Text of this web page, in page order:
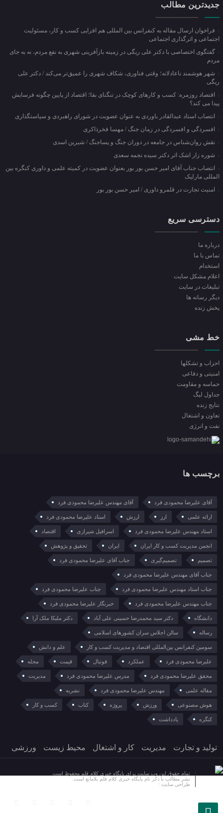
جدیدترین مطالب
فراخوان ارسال مقاله به کنفرانس بین المللی هم افزایی کسب و کار، مسئولیت
اجتماعی و اثرگذاری اجتماعی
گفتگوی اختصاصی با دکتر علی ریگی در زمینه بازآفرینی شهری به نفع مردم، نه به جای
مردم
شهر هوشمند ناعادلانه؛ وقتی فناوری، شکاف شهری را عمیق‌تر می‌کند / دکتر علی
ریگی
اقتصاد روزمره: کسب‌ و کارهای کوچک در تنگنای بقا؛ اقتصاد از پایین چگونه فرسایش
پیدا می کند؟
انتصاب استاد عبدالقادر باوردی به عنوان عضویت در شورای راهبردی و سیاستگذاری
افسردگی و افسردگی در زمان جنگ / مهسا فخرذاکری
نقش روان‌شناس در جامعه در دوران جنگ و پساجنگ / شیرین اسدی
شوره زار اشک اثر دکتر سیده نجمه سعدی
انتصاب جناب آقای امیر حسن بور بور بعنوان عضویت در کمیته علمی و داوری کنگره بین
المللی مارلیک
امنیت تجارت در قلمرو داوری / امیر حسن بور بور
دسترسی سریع
درباره ما
تماس با ما
استخدام
اعلام مشکل سایت
تبلیغات در سایت
ديگر رسانه ها
پخش زنده
خط مشی
احزاب و تشکلها
امنیتی و دفاعی
حماسه و مقاومت
جداول لیگ
نتایج زنده
تعاون و اشتغال
نفت و انرژی
برچسب ها
آقای علیرضا محمودی فرد آقای مهندس علیرضا محمودی فرد
ارائه علمی ارز ارزش استاد علیرضا محمودی فرد
استاد مهندس علیرضا محمودی فرد اسرافیل شیرازی اقتصاد
انجمن مدیریت کسب و کار ایران ایران تحقیق و پژوهش
تصمیم تصمیم‌گیری جناب آقای علیرضا محمودی فرد
جناب آقای مهندس علیرضا محمودی فرد
جناب استاد مهندس علیرضا محمودی فرد جناب علیرضا محمودی فرد
جناب مهندس علیرضا محمودی فرد خبرنگار علیرضا محمودی فرد
دانشگاه دکتر سید محمدرضا حسینی علی آباد دکتر ملیکا ملک آرا
رساله سالن اجلاس سران کشورهای اسلامی
سومین کنفرانس بین‌المللی اقتصاد و مدیریت کسب و کار علم و دانش
علیرضا محمودی فرد عملکرد فوتبال قیمت مجله
محقق علیرضا محمودی فرد مدرس علیرضا محمودی فرد مدیریت
مقاله علمی مهندس علیرضا محمودی فرد نشریه
هوش مصنوعی ورزش پروژه کتاب کسب و کار
کنگره یادداشت
تولید و تجارت مدیریت کار و اشتغال محیط زیست ورزشی
تمام حقوق این وب سایت برای پایگاه خبری کلام قلم محفوظ است.
نشر مطالب با ذکر نام پایگاه خبری کلام قلم بلامانع است.
طراحی سایت :